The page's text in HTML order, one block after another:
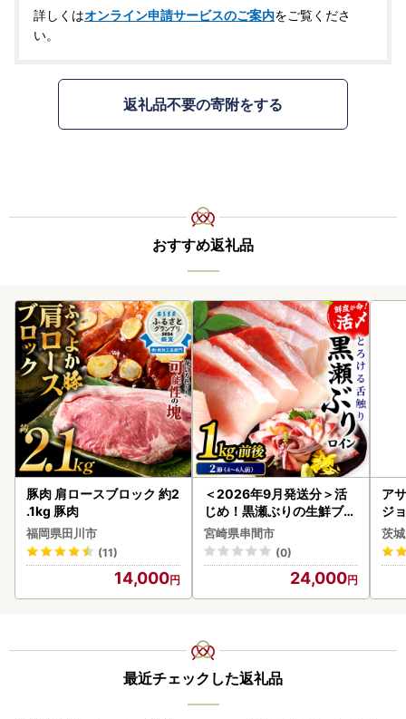
詳しくはオンライン申請サービスのご案内をご覧くださ
い。
返礼品不要の寄附をする
おすすめ返礼品
豚肉 肩ロースブロック 約2
.1kg 豚肉
福岡県田川市
(11)
14,000
＜2026年9月発送分＞活
じめ！黒瀬ぶりの生鮮ブリ
ロイン2節（1.0kg前後）_
K001-012-2609
宮崎県串間市
(0)
24,000
ア
ジ
(1ケース)
ビ
茨
最近チェックした返礼品